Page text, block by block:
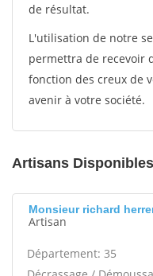
de résultat.
L'utilisation de notre
permettra de recevoir
fonction des creux de
avenir à votre société.
Artisans Disponibles
Monsieur richard
Artisan
Département: 35